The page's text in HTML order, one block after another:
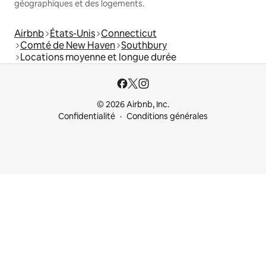
géographiques et des logements.
Airbnb États-Unis Connecticut
Comté de New Haven Southbury
Locations moyenne et longue durée
© 2026 Airbnb, Inc.
Confidentialité
Conditions générales